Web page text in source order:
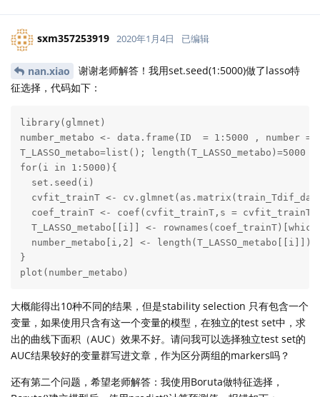
sxm357253919 2020年1月4日 已编辑
nan.xiao
谢谢老师解答！我用set.seed(1:5000)做了lasso特
征选择，代码如下：
library(glmnet)
number_metabo <- data.frame(ID  = 1:5000 , number =
T_LASSO_metabo=list(); length(T_LASSO_metabo)=5000
for(i in 1:5000){
  set.seed(i)
cvfit_trainT <-
coef_trainT <- coef(cvfit_trainT,s =
T_LASSO_metabo[[i]] <-
  number_metabo[i,2] <- length(T_LASSO_metabo[[i]])
}
plot(number_metabo)
大概能得出10种不同的结果，但是stability selection 只有包含一个
变量，如果使用只含有这一个变量的模型，在独立的test set中，求
出的曲线下面积（AUC）效果不好。请问我可以选择独立test set的
AUC结果较好的变量群写进文章，作为区分两组的markers吗？
还有第二个问题，希望老师解答：我使用Boruta做特征选择，